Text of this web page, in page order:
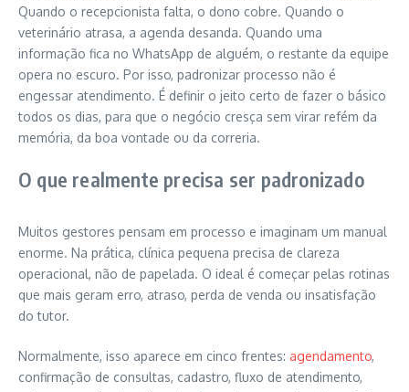
Quando o recepcionista falta, o dono cobre. Quando o
veterinário atrasa, a agenda desanda. Quando uma
informação fica no WhatsApp de alguém, o restante da equipe
opera no escuro. Por isso, padronizar processo não é
engessar atendimento. É definir o jeito certo de fazer o básico
todos os dias, para que o negócio cresça sem virar refém da
memória, da boa vontade ou da correria.
O que realmente precisa ser padronizado
Muitos gestores pensam em processo e imaginam um manual
enorme. Na prática, clínica pequena precisa de clareza
operacional, não de papelada. O ideal é começar pelas rotinas
que mais geram erro, atraso, perda de venda ou insatisfação
do tutor.
Normalmente, isso aparece em cinco frentes: agendamento,
confirmação de consultas, cadastro, fluxo de atendimento,